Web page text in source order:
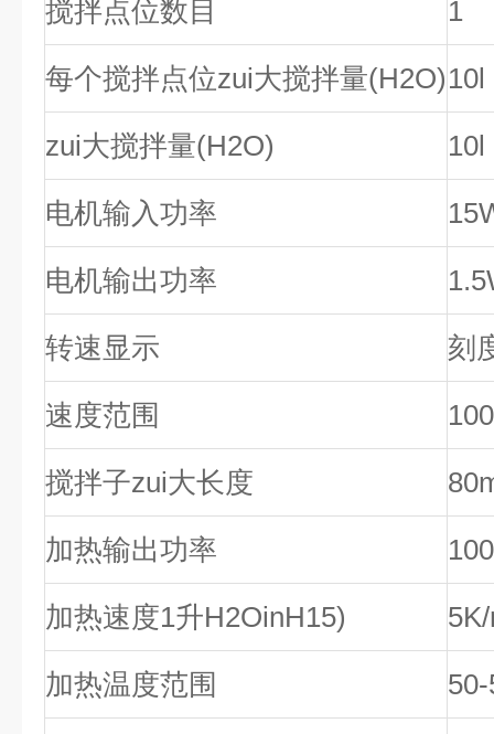
搅拌点位数目 1
每个搅拌点位zui大搅拌量(H2O)10l
zui大搅拌量(H2O) 10l
电机输入功率
电机输出功率
转速显示 刻
速度范围
搅拌子zui大长度
加热输出功率
加热速度1升H2OinH15)
加热温度范围